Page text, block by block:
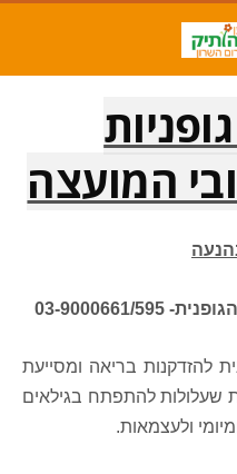
המועצה
595
להזדקנות בריאה ומסייעת
שעלולות להתפתח בגילאים
ולעצמאות.